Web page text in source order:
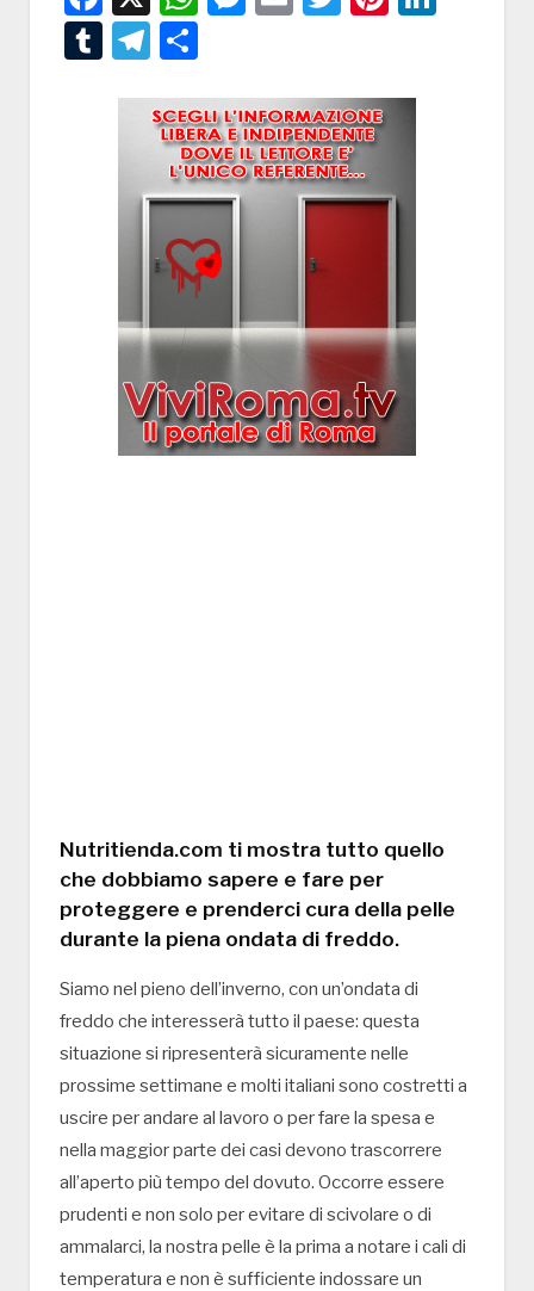
TumblrTelegram
Nutritienda.com ti mostra tutto quello
che dobbiamo sapere e fare per
proteggere e prenderci cura della pelle
durante la piena ondata di freddo.
Siamo nel pieno dell’inverno, con un’ondata di
freddo che interesserà tutto il paese: questa
situazione si ripresenterà sicuramente nelle
prossime settimane e molti italiani sono costretti a
uscire per andare al lavoro o per fare la spesa e
nella maggior parte dei casi devono trascorrere
all’aperto più tempo del dovuto. Occorre essere
prudenti e non solo per evitare di scivolare o di
ammalarci, la nostra pelle è la prima a notare i cali di
temperatura e non è sufficiente indossare un